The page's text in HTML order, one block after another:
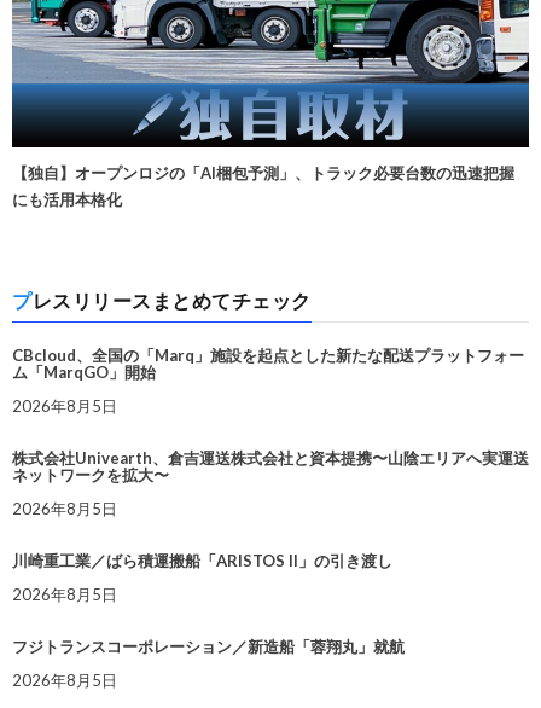
【独自】オープンロジの「AI梱包予測」、トラック必要台数の迅速把握
にも活用本格化
プレスリリースまとめてチェック
CBcloud、全国の「Marq」施設を起点とした新たな配送プラットフォー
ム「MarqGO」開始
2026年8月5日
株式会社Univearth、倉吉運送株式会社と資本提携〜山陰エリアへ実運送
ネットワークを拡大〜
2026年8月5日
川崎重工業／ばら積運搬船「ARISTOS II」の引き渡し
2026年8月5日
フジトランスコーポレーション／新造船「蓉翔丸」就航
2026年8月5日